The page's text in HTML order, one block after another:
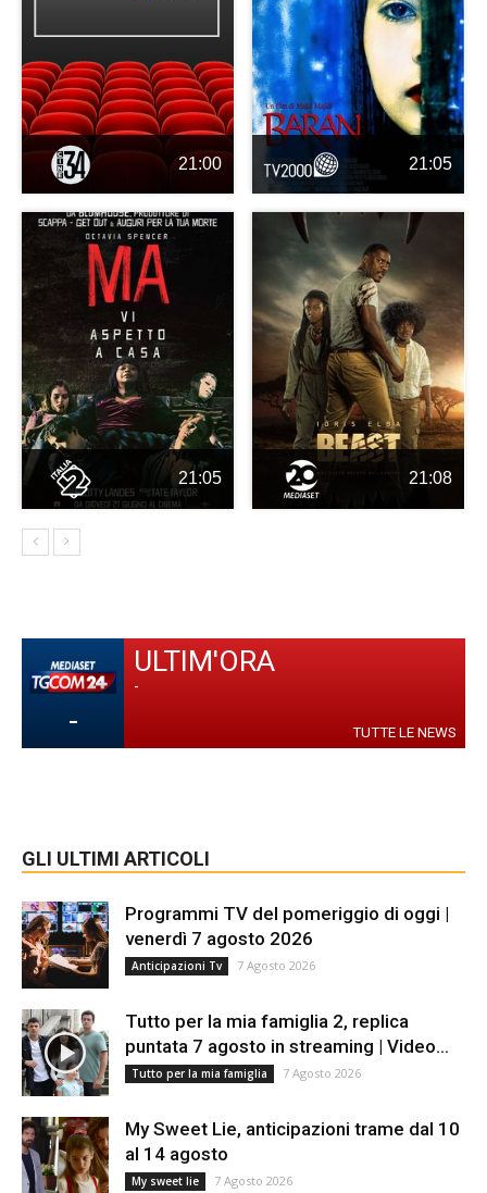
21:00 21:05
21:05 21:08
-
ULTIM'ORA
-
TUTTE LE NEWS
GLI ULTIMI ARTICOLI
Programmi TV del pomeriggio di oggi |
venerdì 7 agosto 2026
Anticipazioni Tv 7 Agosto 2026
Tutto per la mia famiglia 2, replica
puntata 7 agosto in streaming | Video...
Tutto per la mia famiglia 7 Agosto 2026
My Sweet Lie, anticipazioni trame dal 10
al 14 agosto
My sweet lie 7 Agosto 2026